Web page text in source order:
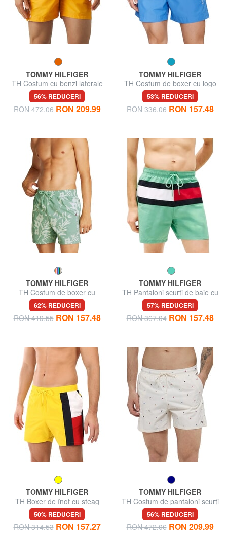
TOMMY HILFIGER
TH Costum cu benzi laterale
cu monogramă
56% REDUCERI
RON 472.06 RON 209.99
TOMMY HILFIGER
TH Costum de boxer cu logo
vertical
53% REDUCERI
RON 336.06 RON 157.48
TOMMY HILFIGER
TH Costum de boxer cu
model
62% REDUCERI
RON 419.55 RON 157.48
TOMMY HILFIGER
TH Pantaloni scurți de baie cu
logo-ul steagului
57% REDUCERI
RON 367.04 RON 157.48
TOMMY HILFIGER
TH Boxer de înot cu steag
lateral
50% REDUCERI
RON 314.53 RON 157.27
TOMMY HILFIGER
TH Costum de pantaloni scurți
cu micro-model
56% REDUCERI
RON 472.06 RON 209.99